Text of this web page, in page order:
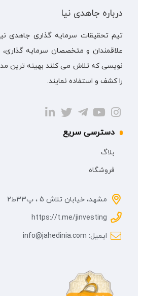
درباره جاهدی نیا
تیم تحقیقات سرمایه گذاری جاهدی
علاقمندان و متخصصان سرمایه گذاری،
نویسی که تلاش می کنند بهینه ترین
را کشف و استفاده نمایند.
دسترسی سریع
بلاگ
فروشگاه
مشهد، خیابان تلاش 5 ، پ33ط2
https://t.me/jinvesting
ایمیل: info@jahedinia.com